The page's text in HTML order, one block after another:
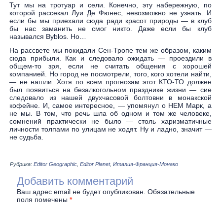
Тут мы на тротуар и сели. Конечно, эту набережную, по
которой рассекал Луи Де Фюнес, невозможно не узнать. И
если бы мы приехали сюда ради красот природы — в клуб
бы нас заманить не смог никто. Даже если бы клуб
назывался Byblos. Но…
На рассвете мы покидали Сен-Тропе тем же образом, каким
сюда прибыли. Как и следовало ожидать — проездили в
общем-то зря, если не считать общения с хорошей
компанией. Но город не посмотрели, того, кого хотели найти,
— не нашли. Хотя по всем прогнозам этот КТО-ТО должен
был появиться на безалкогольном празднике жизни — сие
следовало из нашей двухчасовой болтовни в монакской
кофейне. И, самое интересное, — упомянул о НЕМ Марк, а
не мы. В том, что речь шла об одном и том же человеке,
сомнений практически не было — столь харизматичные
личности толпами по улицам не ходят. Ну и ладно, значит —
не судьба.
Рубрика: Editor Geographic ,Editor Planet,Италия-Франция-Монако
Добавить комментарий
Ваш адрес email не будет опубликован. Обязательные
поля помечены*